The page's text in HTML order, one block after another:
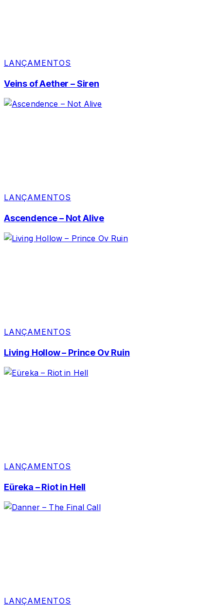
LANÇAMENTOS
Veins of Aether – Siren
LANÇAMENTOS
Ascendence – Not Alive
LANÇAMENTOS
Living Hollow – Prince Ov Ruin
LANÇAMENTOS
Eüreka – Riot in Hell
LANÇAMENTOS